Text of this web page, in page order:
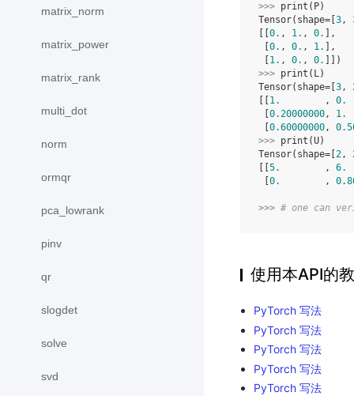
matrix_norm
matrix_power
matrix_rank
multi_dot
norm
ormqr
pca_lowrank
pinv
qr
slogdet
solve
svd
>>> print ( P)
Tensor(shape=[ 3,
0. , 1. , 0.
],
0. , 0. , 1.
],
1. , 0. , 0.
]])
>>> print ( L)
Tensor(shape=[ 3,
1.
        ,
0.
0.20000000, 1.
0.60000000,
>>> print (U)
Tensor(shape=[ 2,
5.
        ,
6.
0.
        ,
>>> # one can
使用本API的
PyTorch 写法
PyTorch 写法
PyTorch 写法
PyTorch 写法
PyTorch 写法